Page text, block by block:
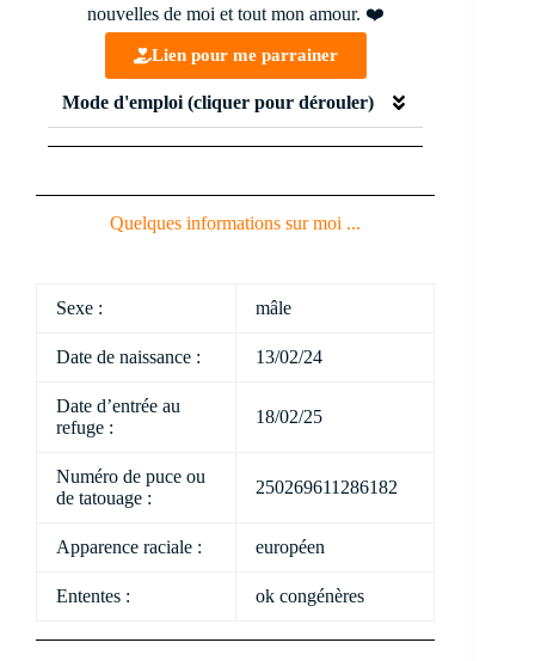
nouvelles de moi et tout mon amour. ❤️
Lien pour me parrainer
Mode d'emploi (cliquer pour dérouler)
Quelques informations sur moi ...
Sexe : mâle
Date de naissance : 13/02/24
Date d’entrée au
refuge :
18/02/25
Numéro de puce ou
de tatouage :
250269611286182
Apparence raciale : européen
Ententes : ok congénères